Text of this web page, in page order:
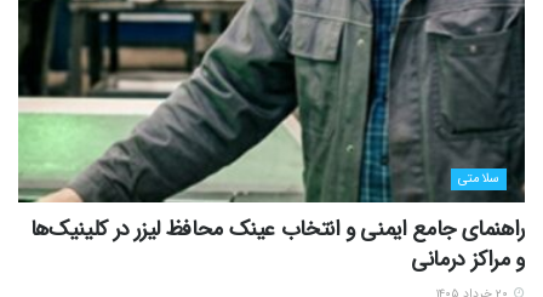
سلامتی
راهنمای جامع ایمنی و انتخاب عینک محافظ لیزر در کلینیک‌ها
و مراکز درمانی